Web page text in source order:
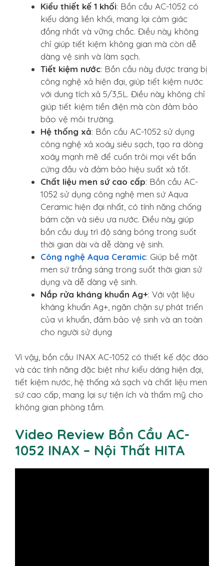
Kiểu thiết kế 1 khối: Bồn cầu AC-1052 có
kiểu dáng liền khối, mang lại cảm giác
đồng nhất và vững chắc. Điều này không
chỉ giúp tiết kiệm không gian mà còn dễ
dàng vệ sinh và làm sạch.
Tiết kiệm nước: Bồn cầu này được trang bị
công nghệ xả hiện đại, giúp tiết kiệm nước
với dung tích xả 5/3,5L. Điều này không chỉ
giúp tiết kiệm tiền điện mà còn đảm bảo
bảo vệ môi trường.
Hệ thống xả: Bồn cầu AC-1052 sử dụng
công nghệ xả xoáy siêu sạch, tạo ra dòng
xoáy mạnh mẽ để cuốn trôi mọi vết bẩn
cứng đầu và đảm bảo hiệu suất xả tốt.
Chất liệu men sứ cao cấp: Bồn cầu AC-
1052 sử dụng công nghệ men sứ Aqua
Ceramic hiện đại nhất, có tính năng chống
bám cặn và siêu ưa nước. Điều này giúp
bồn cầu duy trì độ sáng bóng trong suốt
thời gian dài và dễ dàng vệ sinh.
Công nghệ Aqua Ceramic: Giúp bề mặt
men sứ trắng sáng trong suốt thời gian sử
dụng và dễ dàng vệ sinh.
Nắp rửa kháng khuẩn Ag+: Với vật liệu
kháng khuẩn Ag+, ngăn chặn sự phát triển
của vi khuẩn, đảm bảo vệ sinh và an toàn
cho người sử dụng
Vì vậy, bồn cầu INAX AC-1052 có thiết kế độc đáo
và các tính năng đặc biệt như kiểu dáng hiện đại,
tiết kiệm nước, hệ thống xả sạch và chất liệu men
sứ cao cấp, mang lại sự tiện ích và thẩm mỹ cho
không gian phòng tắm.
Video Review Bồn Cầu AC-
1052 INAX – Nội Thất HITA